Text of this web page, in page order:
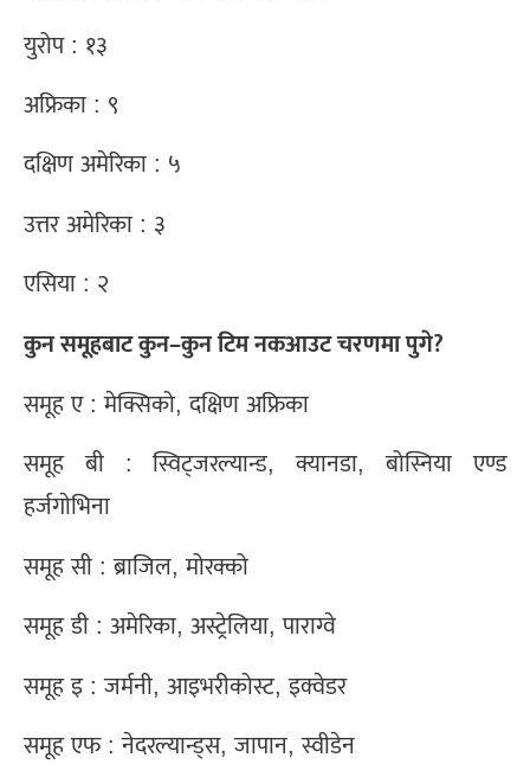
युरोप : १३
अफ्रिका : ९
दक्षिण अमेरिका : ५
उत्तर अमेरिका : ३
एसिया : २
कुन समूहबाट कुन–कुन टिम नकआउट चरणमा पुगे?
समूह ए : मेक्सिको, दक्षिण अफ्रिका
समूह बी : स्विट्जरल्यान्ड, क्यानडा, बोस्निया एण्ड
हर्जगाेभिना
समूह सी : ब्राजिल, मोरक्को
समूह डी : अमेरिका, अस्ट्रेलिया, पाराग्वे
समूह इ : जर्मनी, आइभरीकोस्ट, इक्वेडर
समूह एफ : नेदरल्यान्ड्स, जापान, स्वीडेन